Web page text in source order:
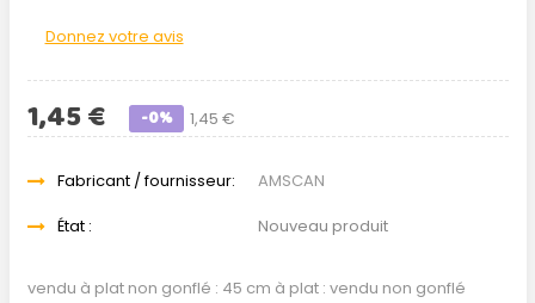
Donnez votre avis
1,45 €
1,45 € -0%
Fabricant / fournisseur:
AMSCAN
État :
Nouveau produit
vendu à plat non gonflé : 45 cm à plat : vendu non gonflé